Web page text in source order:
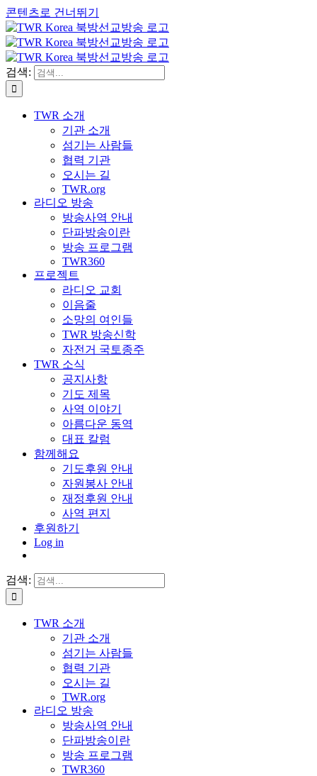
콘텐츠로 건너뛰기
검색:
TWR 소개
기관 소개
섬기는 사람들
협력 기관
오시는 길
TWR.org
라디오 방송
방송사역 안내
단파방송이란
방송 프로그램
TWR360
프로젝트
라디오 교회
이음줄
소망의 여인들
TWR 방송신학
자전거 국토종주
TWR 소식
공지사항
기도 제목
사역 이야기
아름다운 동역
대표 칼럼
함께해요
기도후원 안내
자원봉사 안내
재정후원 안내
사역 편지
후원하기
Log in
검색:
TWR 소개
기관 소개
섬기는 사람들
협력 기관
오시는 길
TWR.org
라디오 방송
방송사역 안내
단파방송이란
방송 프로그램
TWR360